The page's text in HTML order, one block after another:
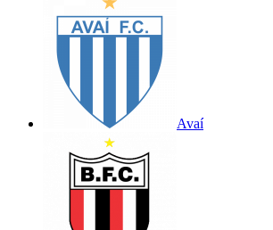
Avaí